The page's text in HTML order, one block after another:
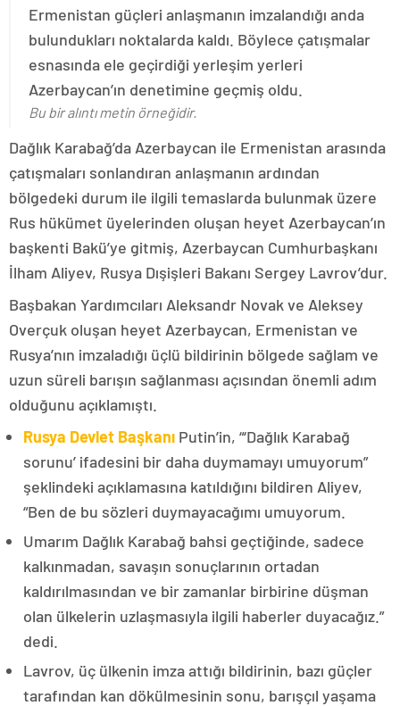
Ermenistan güçleri anlaşmanın imzalandığı anda
bulundukları noktalarda kaldı. Böylece çatışmalar
esnasında ele geçirdiği yerleşim yerleri
Azerbaycan’ın denetimine geçmiş oldu.
Bu bir alıntı metin örneğidir.
Dağlık Karabağ’da Azerbaycan ile Ermenistan arasında
çatışmaları sonlandıran anlaşmanın ardından
bölgedeki durum ile ilgili temaslarda bulunmak üzere
Rus hükümet üyelerinden oluşan heyet Azerbaycan’ın
başkenti Bakü’ye gitmiş, Azerbaycan Cumhurbaşkanı
İlham Aliyev, Rusya Dışişleri Bakanı Sergey Lavrov’dur.
Başbakan Yardımcıları Aleksandr Novak ve Aleksey
Overçuk oluşan heyet Azerbaycan, Ermenistan ve
Rusya’nın imzaladığı üçlü bildirinin bölgede sağlam ve
uzun süreli barışın sağlanması açısından önemli adım
olduğunu açıklamıştı.
Rusya Devlet Başkanı Putin’in, “‘Dağlık Karabağ
sorunu’ ifadesini bir daha duymamayı umuyorum”
şeklindeki açıklamasına katıldığını bildiren Aliyev,
“Ben de bu sözleri duymayacağımı umuyorum.
Umarım Dağlık Karabağ bahsi geçtiğinde, sadece
kalkınmadan, savaşın sonuçlarının ortadan
kaldırılmasından ve bir zamanlar birbirine düşman
olan ülkelerin uzlaşmasıyla ilgili haberler duyacağız.”
dedi.
Lavrov, üç ülkenin imza attığı bildirinin, bazı güçler
tarafından kan dökülmesinin sonu, barışçıl yaşama